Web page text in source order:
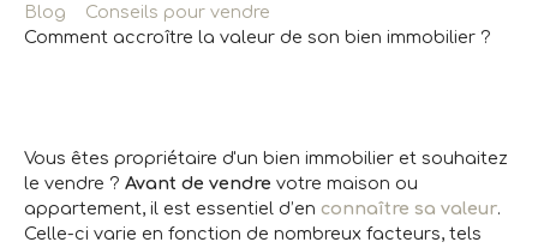
Blog
Conseils pour vendre
Comment accroître la valeur de son bien immobilier ?
Vous êtes propriétaire d'un bien immobilier et souhaitez
le vendre ? Avant de vendre votre maison ou
appartement, il est essentiel d’en connaître sa valeur.
Celle-ci varie en fonction de nombreux facteurs, tels